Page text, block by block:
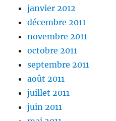
janvier 2012
décembre 2011
novembre 2011
octobre 2011
septembre 2011
août 2011
juillet 2011
juin 2011